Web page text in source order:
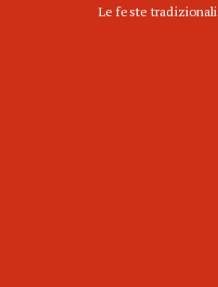
Le feste tradizionali